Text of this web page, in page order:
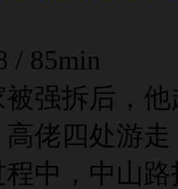
/ 85min
被强拆后，
佬四处游
中，中山